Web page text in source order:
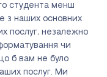
студента менш
з наших основних
послуг, незалежно
чи
б вам не було
послуг. Ми